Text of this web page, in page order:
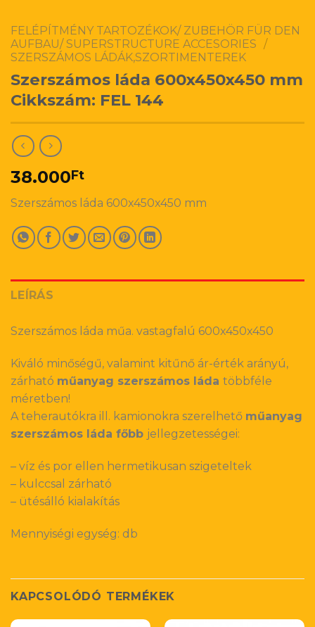
FELÉPÍTMÉNY TARTOZÉKOK/ ZUBEHÖR FÜR DEN
AUFBAU/ SUPERSTRUCTURE ACCESORIES /
SZERSZÁMOS LÁDÁK,SZORTIMENTEREK
Szerszámos láda 600x450x450 mm
Cikkszám: FEL 144
38.000Ft
Szerszámos láda 600x450x450 mm
LEÍRÁS
Szerszámos láda műa. vastagfalú 600x450x450
Kiváló minőségű, valamint kitűnő ár-érték arányú,
zárható műanyag szerszámos láda többféle
méretben!
A teherautókra ill. kamionokra szerelhető műanyag
szerszámos láda főbb jellegzetességei:
– víz és por ellen hermetikusan szigeteltek
– kulccsal zárható
– ütésálló kialakítás
Mennyiségi egység: db
KAPCSOLÓDÓ TERMÉKEK